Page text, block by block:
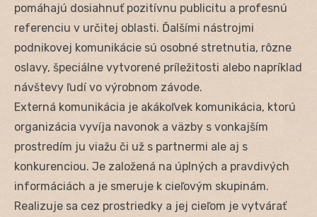
pomáhajú dosiahnuť pozitívnu publicitu a profesnú
referenciu v určitej oblasti. Ďalšími nástrojmi
podnikovej komunikácie sú osobné stretnutia, rôzne
oslavy, špeciálne vytvorené príležitosti alebo napríklad
návštevy ľudí vo výrobnom závode.
Externá komunikácia je akákoľvek komunikácia, ktorú
organizácia vyvíja navonok a väzby s vonkajším
prostredím ju viažu či už s partnermi ale aj s
konkurenciou. Je založená na úplných a pravdivých
informáciách a je smeruje k cieľovým skupinám.
Realizuje sa cez prostriedky a jej cieľom je vytvárať